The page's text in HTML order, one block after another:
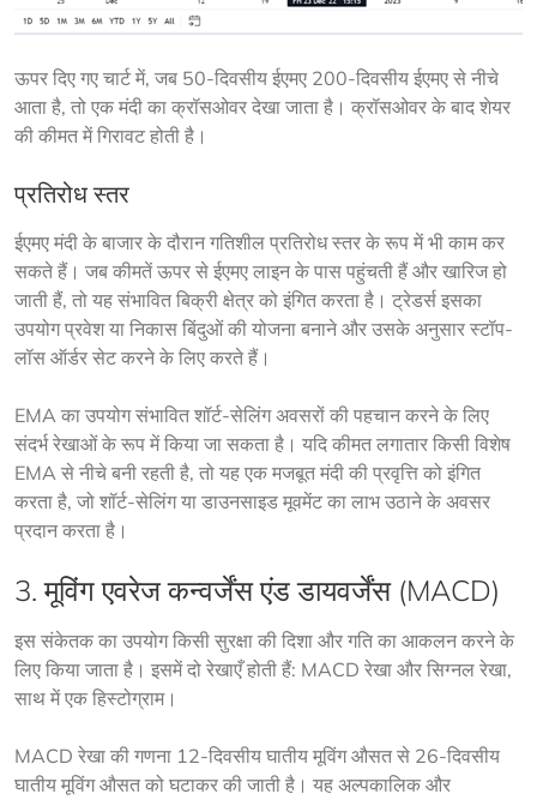
ऊपर दिए गए चार्ट में, जब 50-दिवसीय ईएमए 200-दिवसीय ईएमए से नीचे
आता है, तो एक मंदी का क्रॉसओवर देखा जाता है। क्रॉसओवर के बाद शेयर
की कीमत में गिरावट होती है।
प्रतिरोध स्तर
ईएमए मंदी के बाजार के दौरान गतिशील प्रतिरोध स्तर के रूप में भी काम कर
सकते हैं। जब कीमतें ऊपर से ईएमए लाइन के पास पहुंचती हैं और खारिज हो
जाती हैं, तो यह संभावित बिक्री क्षेत्र को इंगित करता है। ट्रेडर्स इसका
उपयोग प्रवेश या निकास बिंदुओं की योजना बनाने और उसके अनुसार स्टॉप-
लॉस ऑर्डर सेट करने के लिए करते हैं।
EMA का उपयोग संभावित शॉर्ट-सेलिंग अवसरों की पहचान करने के लिए
संदर्भ रेखाओं के रूप में किया जा सकता है। यदि कीमत लगातार किसी विशेष
EMA से नीचे बनी रहती है, तो यह एक मजबूत मंदी की प्रवृत्ति को इंगित
करता है, जो शॉर्ट-सेलिंग या डाउनसाइड मूवमेंट का लाभ उठाने के अवसर
प्रदान करता है।
3. मूविंग एवरेज कन्वर्जेंस एंड डायवर्जेंस (MACD)
इस संकेतक का उपयोग किसी सुरक्षा की दिशा और गति का आकलन करने के
लिए किया जाता है। इसमें दो रेखाएँ होती हैं: MACD रेखा और सिग्नल रेखा,
साथ में एक हिस्टोग्राम।
MACD रेखा की गणना 12-दिवसीय घातीय मूविंग औसत से 26-दिवसीय
घातीय मूविंग औसत को घटाकर की जाती है। यह अल्पकालिक और